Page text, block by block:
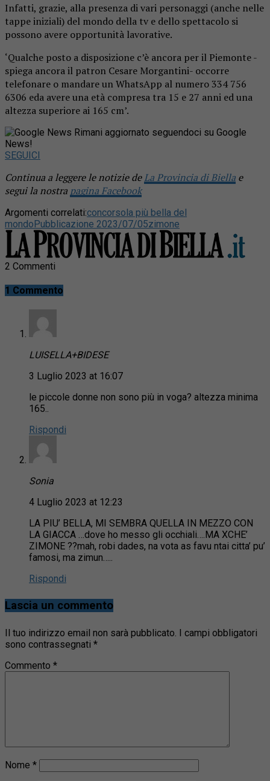
Infatti, grazie, alla presenza di vari personaggi (anche nelle
tappe iniziali) del mondo della tv e dello spettacolo si
possono avere opportunità lavorative.
‘Qualche posto a disposizione c’è ancora per il Piemonte -
spiega ancora il patron Cesare Morgantini- occorre
telefonare o mandare un WhatsApp al numero 334 756
6306 eda avere una età compresa tra 15 e 27 anni ed una
altezza superiore ai 165 cm’.
Rimani aggiornato seguendoci su Google
News!
SEGUICI
Continua a leggere le notizie deLa Provincia di Biella e
segui la nostra pagina Facebook
Argomenti correlati:concorsola più bella del
mondoPubblicazione 2023/07/05zimone
2 Commenti
1 Commento
LUISELLA+BIDESE
3 Luglio 2023 at 16:07
le piccole donne non sono più in voga? altezza minima
165..
Rispondi
Sonia
4 Luglio 2023 at 12:23
LA PIU’ BELLA, MI SEMBRA QUELLA IN MEZZO CON
LA GIACCA …dove ho messo gli occhiali….MA XCHE’
ZIMONE ??mah, robi dades, na vota as favu ntai citta’ pu’
famosi, ma zimun…..
Rispondi
Lascia un commento
Il tuo indirizzo email non sarà pubblicato.
I campi obbligatori
sono contrassegnati *
Commento *
Nome *